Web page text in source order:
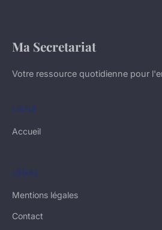
Ma Secretariat
Votre ressource quotidienne pour
LIENS
Accueil
LÉGAL
Mentions légales
Contact